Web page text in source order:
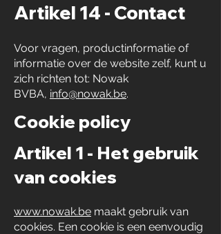
Artikel 14 - Contact
Voor vragen, productinformatie of
informatie over de website zelf, kunt u
zich richten tot: Nowak
BVBA, info@nowak.be.
Cookie policy
Artikel 1 - Het gebruik
van cookies
www.nowak.be maakt gebruik van
cookies. Een cookie is een eenvoudig